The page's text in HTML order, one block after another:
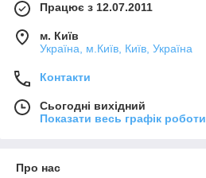
Працює з 12.07.2011
м. Київ
Україна, м.Київ, Київ, Україна
Контакти
Сьогодні вихідний
Показати весь графік роботи
Про нас